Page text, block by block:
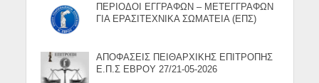
ΠΕΡΙΟΔΟΙ ΕΓΓΡΑΦΩΝ – ΜΕΤΕΓΓΡΑΦΩΝ
ΓΙΑ ΕΡΑΣΙΤΕΧΝΙΚΑ ΣΩΜΑΤΕΙΑ (ΕΠΣ)
ΑΠΟΦΑΣΕΙΣ ΠΕΙΘΑΡΧΙΚΗΣ ΕΠΙΤΡΟΠΗΣ
Ε.Π.Σ ΕΒΡΟΥ 27/21-05-2026